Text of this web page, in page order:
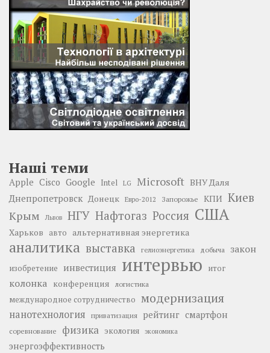
Наші теми
Apple Cisco Google Intel LG Microsoft ВНУ Даля
Днепропетровск Донецк Евро-2012 Запорожье КПИ Киев
Крым Львов НГУ Нафтогаз Россия США
Харьков авто альтернативная энергетика
аналитика выставка гелиоэнергетика добыча закон
изобретение инвестиция интервью итог
колонка конференция логистика
международное сотрудничество модернизация
нанотехнология приватизация рейтинг смартфон
соревнование физика экология экономика
энергоэффективность